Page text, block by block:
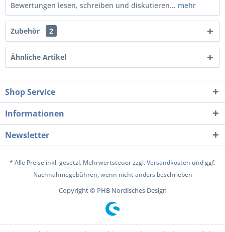
Bewertungen lesen, schreiben und diskutieren... mehr
Zubehör 2
Ähnliche Artikel
Shop Service
Informationen
Newsletter
* Alle Preise inkl. gesetzl. Mehrwertsteuer zzgl.Versandkosten und ggf.
Nachnahmegebühren, wenn nicht anders beschrieben
Copyright © PHB Nordisches Design